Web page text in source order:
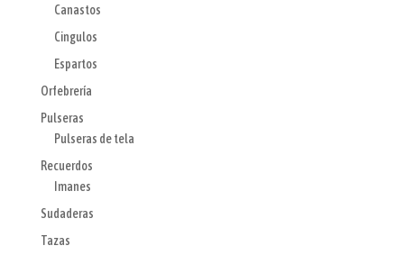
Canastos
Cingulos
Espartos
Orfebrería
Pulseras
Pulseras de tela
Recuerdos
Imanes
Sudaderas
Tazas